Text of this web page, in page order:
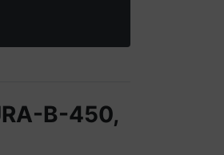
B-450,